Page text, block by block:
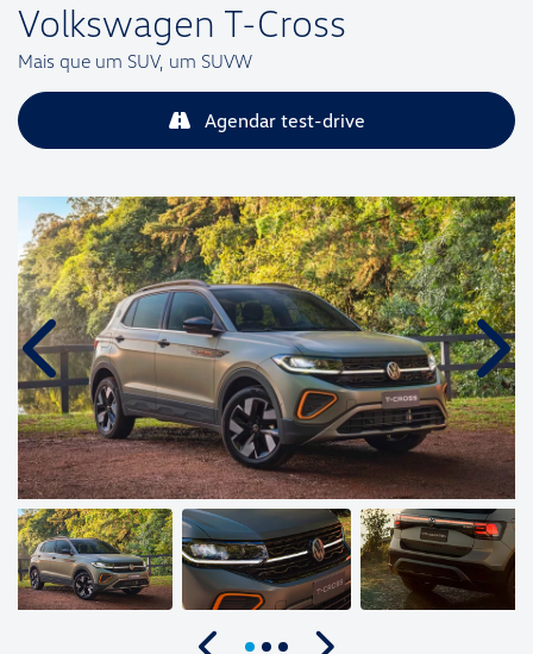
Volkswagen T-Cross
Mais que um SUV, um SUVW
Agendar test-drive
Anterior